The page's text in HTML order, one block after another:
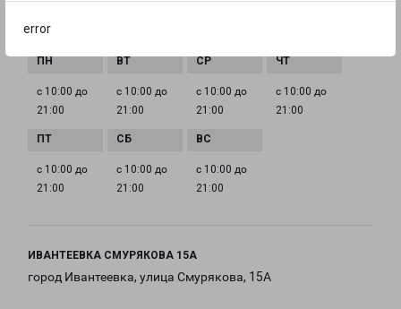
error
ГРАФИК РАБОТЫ
с 10:00 до
21:00
с 10:00 до
21:00
с 10:00 до
21:00
с 10:00 до
21:00
с 10:00 до
21:00
с 10:00 до
21:00
с 10:00 до
21:00
ИВАНТЕЕВКА СМУРЯКОВА 15А
город Ивантеевка, улица Смурякова, 15А